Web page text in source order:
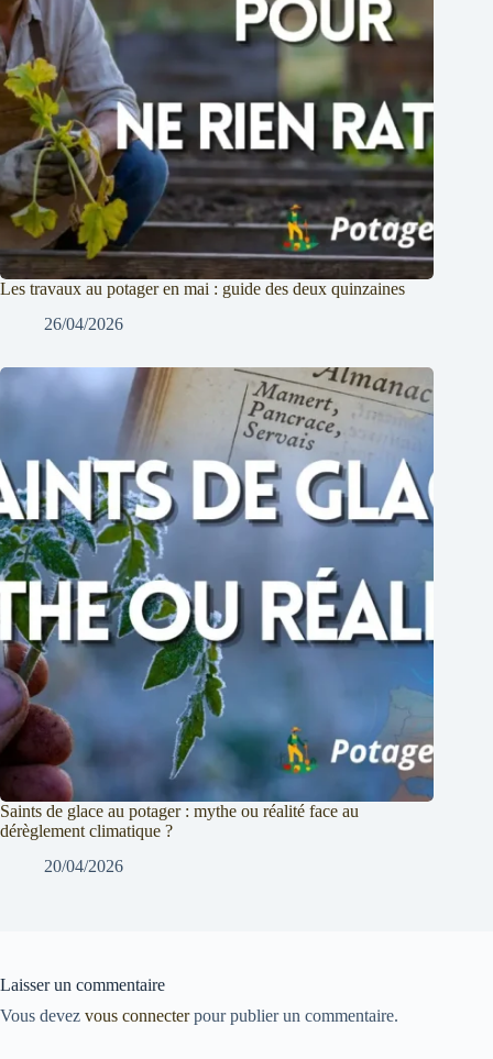
Les travaux au potager en mai : guide des deux quinzaines
26/04/2026
Saints de glace au potager : mythe ou réalité face au
dérèglement climatique ?
20/04/2026
Laisser un commentaire
Vous devez vous connecterpour publier un commentaire.